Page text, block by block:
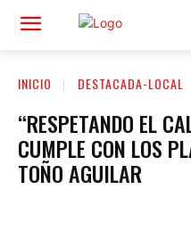
INICIO DESTACADA-LOCAL
“RESPETANDO EL
CUMPLE CON LOS
TOÑO AGUILAR